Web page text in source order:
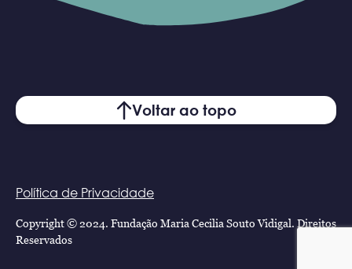
Voltar ao topo
Política de Privacidade
Copyright © 2024. Fundação Maria Cecilia Souto Vidigal. Direitos
Reservados